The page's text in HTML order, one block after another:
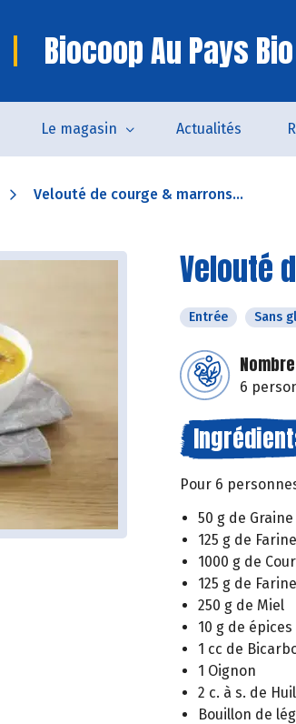
Biocoop Au Pays Bio
Le magasin Actualités
Velouté de courge & marrons...
Velouté
Entrée Sans
6
Pour 6
50 g de
125 g de
1000 g de
125 g de
250 g de Miel
10 g de
1 cc de
1 Oignon
2 c. à s. de
Bouillon de